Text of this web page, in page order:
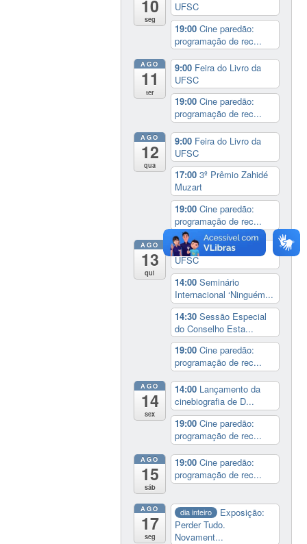
10
seg
UFSC
19:00Cine paredão:
programação de rec...
AGO
11
ter
9:00 Feira do Livro da
UFSC
19:00Cine paredão:
programação de rec...
AGO
12
qua
9:00 Feira do Livro da
UFSC
17:003º Prêmio Zahidé
Muzart
19:00Cine paredão:
programação de rec...
AGO
13
qui
9:00Feira do Livro da
UFSC
14:00Seminário
Internacional ‘Ninguém...
14:30Sessão Especial
do Conselho Esta...
19:00Cine paredão:
programação de rec...
AGO
14
sex
14:00 Lançamento da
cinebiografia de D...
19:00Cine paredão:
programação de rec...
AGO
15
sáb
19:00Cine paredão:
programação de rec...
AGO
17
seg
dia inteiro
Exposição:
Perder Tudo.
Novament...